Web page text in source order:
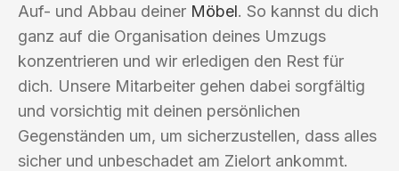
Auf- und Abbau deiner Möbel. So kannst du dich
ganz auf die Organisation deines Umzugs
konzentrieren und wir erledigen den Rest für
dich. Unsere Mitarbeiter gehen dabei sorgfältig
und vorsichtig mit deinen persönlichen
Gegenständen um, um sicherzustellen, dass alles
sicher und unbeschadet am Zielort ankommt.